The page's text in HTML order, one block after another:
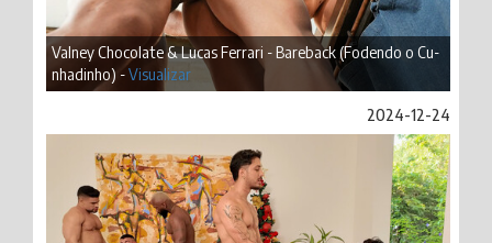
Valney Chocolate & Lucas Ferrari - Bareback (Fodendo o Cu-
nhadinho) -Visualizar
2024-12-24